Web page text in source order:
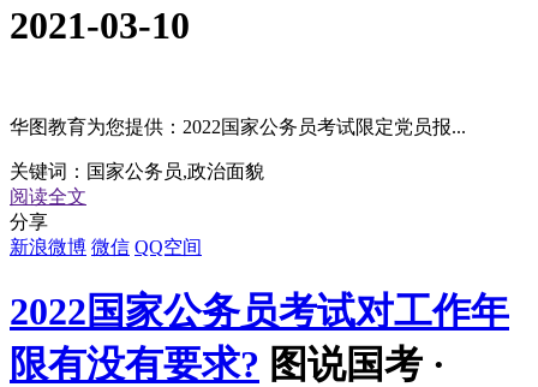
2021-03-10
华图教育为您提供：2022国家公务员考试限定党员报...
关键词： 国家公务员,政治面貌
阅读全文
分享
新浪微博 微信 QQ空间
2022国家公务员考试对工作年
限有没有要求? 图说国考 ·